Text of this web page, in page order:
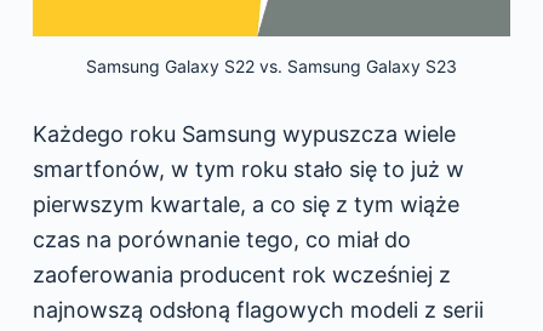
Samsung Galaxy S22 vs. Samsung Galaxy S23
Każdego roku Samsung wypuszcza wiele
smartfonów, w tym roku stało się to już w
pierwszym kwartale, a co się z tym wiąże
czas na porównanie tego, co miał do
zaoferowania producent rok wcześniej z
najnowszą odsłoną flagowych modeli z serii